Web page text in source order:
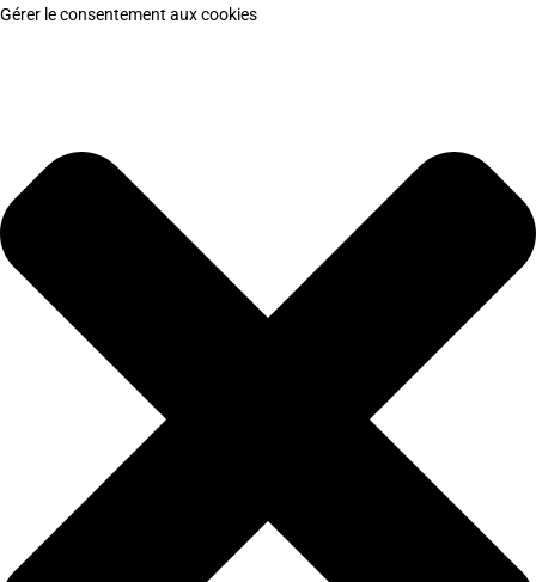
Gérer le consentement aux cookies